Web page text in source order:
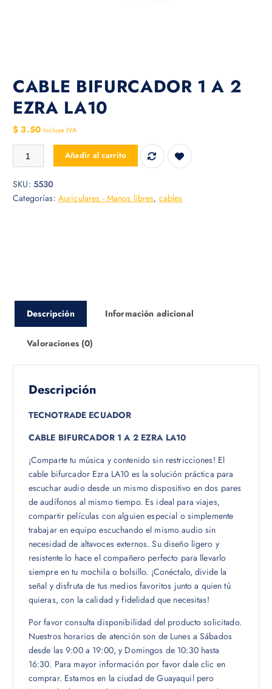
CABLE BIFURCADOR 1 A 2
EZRA LA10
$ 3.50 Incluye IVA
CABLE BIFURCADOR 1 A 2 EZRA LA10 cantidad
Añadir al carrito
SKU: 5530
Categorías: Auriculares - Manos libres, cables
Descripción Información adicional
Valoraciones (0)
Descripción
TECNOTRADE ECUADOR
CABLE BIFURCADOR 1 A 2 EZRA LA10
¡Comparte tu música y contenido sin restricciones! El
cable bifurcador Ezra LA10 es la solución práctica para
escuchar audio desde un mismo dispositivo en dos pares
de audífonos al mismo tiempo. Es ideal para viajes,
compartir películas con alguien especial o simplemente
trabajar en equipo escuchando el mismo audio sin
necesidad de altavoces externos. Su diseño ligero y
resistente lo hace el compañero perfecto para llevarlo
siempre en tu mochila o bolsillo. ¡Conéctalo, divide la
señal y disfruta de tus medios favoritos junto a quien tú
quieras, con la calidad y fidelidad que necesitas!
Por favor consulta disponibilidad del producto solicitado.
Nuestros horarios de atención son de Lunes a Sábados
desde las 9:00 a 19:00, y Domingos de 10:30 hasta
16:30. Para mayor información por favor dale clic en
comprar. Estamos en la ciudad de Guayaquil pero